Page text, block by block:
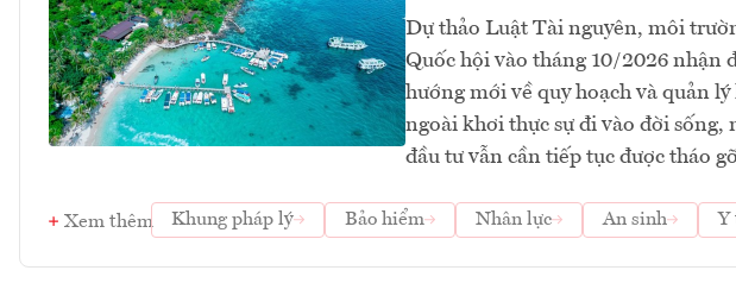
Dự thảo Luật Tài nguyên, môi
Quốc hội vào tháng 10/2026 nhận
hướng mới về quy hoạch và quản
ngoài khơi thực sự đi vào đời sống,
đầu tư vẫn cần tiếp tục được tháo
Xem thêm Khung pháp lý Bảo hiểm Nhân lực An sinh Y